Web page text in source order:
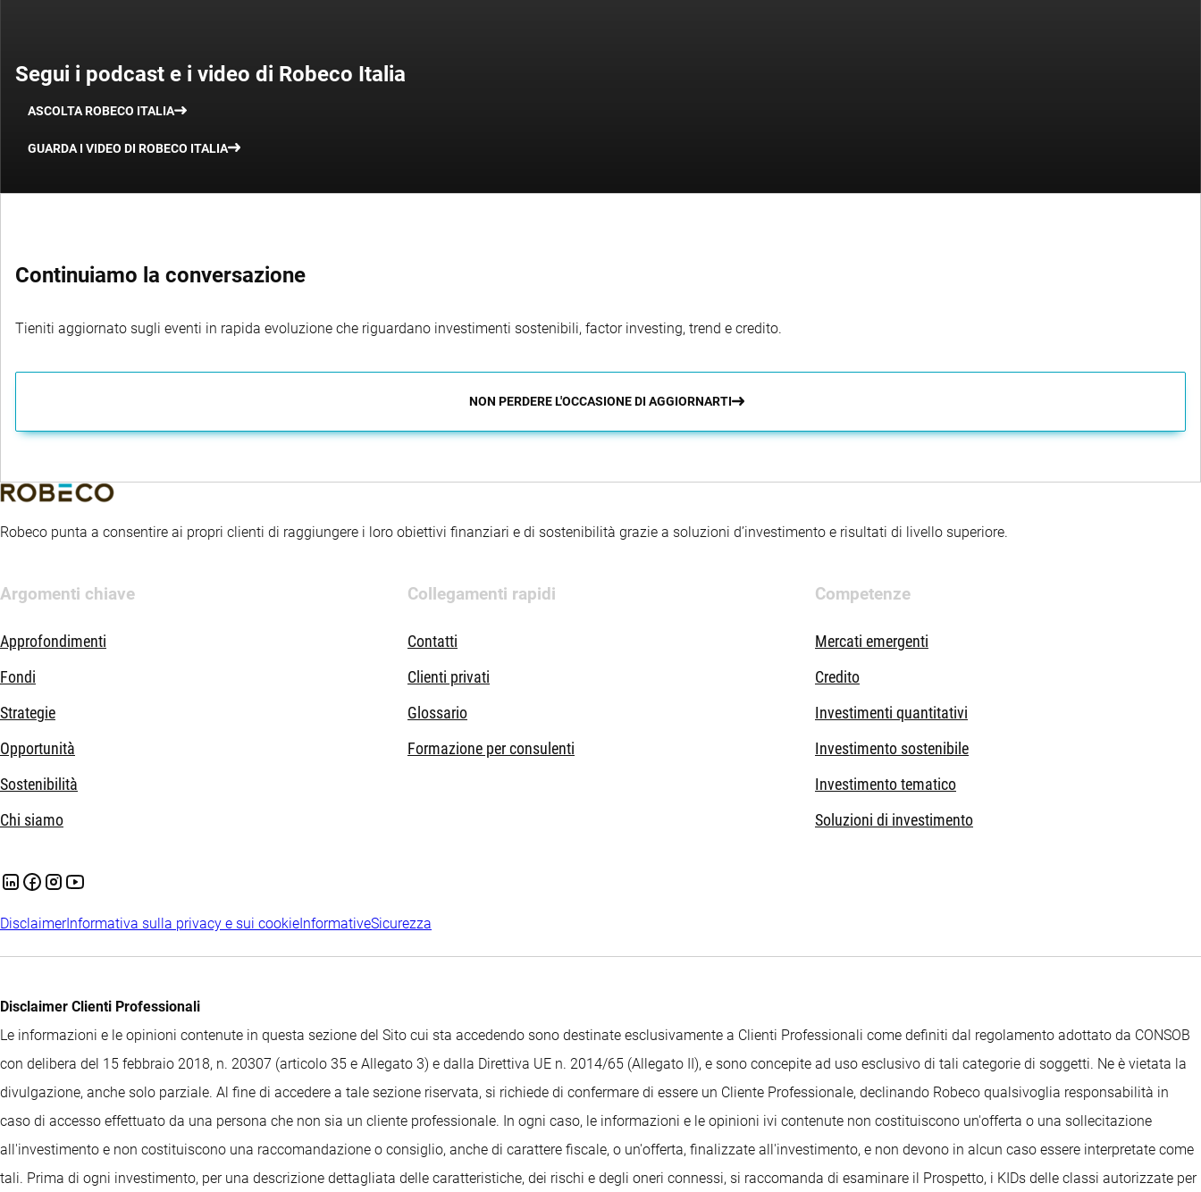
Segui i podcast e i video di Robeco Italia
ASCOLTA ROBECO ITALIA
GUARDA I VIDEO DI ROBECO ITALIA
Continuiamo la conversazione
Tieniti aggiornato sugli eventi in rapida evoluzione che riguardano investimenti sostenibili, factor investing, trend e credito.
NON PERDERE L'OCCASIONE DI AGGIORNARTI
Robeco punta a consentire ai propri clienti di raggiungere i loro obiettivi finanziari e di sostenibilità grazie a soluzioni d’investimento e risultati di livello superiore.
Argomenti chiave
Approfondimenti
Fondi
Strategie
Opportunità
Sostenibilità
Chi siamo
Collegamenti rapidi
Contatti
Clienti privati
Glossario
Formazione per consulenti
Competenze
Mercati emergenti
Credito
Investimenti quantitativi
Investimento sostenibile
Investimento tematico
Soluzioni di investimento
DisclaimerInformativa sulla privacy e sui cookieInformativeSicurezza
Disclaimer Clienti Professionali
Le informazioni e le opinioni contenute in questa sezione del Sito cui sta accedendo sono destinate esclusivamente a Clienti Professionali come definiti dal regolamento adottato da CONSOB
con delibera del 15 febbraio 2018, n. 20307 (articolo 35 e Allegato 3) e dalla Direttiva UE n. 2014/65 (Allegato II), e sono concepite ad uso esclusivo di tali categorie di soggetti. Ne è vietata la
divulgazione, anche solo parziale. Al fine di accedere a tale sezione riservata, si richiede di confermare di essere un Cliente Professionale, declinando Robeco qualsivoglia responsabilità in
caso di accesso effettuato da una persona che non sia un cliente professionale. In ogni caso, le informazioni e le opinioni ivi contenute non costituiscono un'offerta o una sollecitazione
all'investimento e non costituiscono una raccomandazione o consiglio, anche di carattere fiscale, o un'offerta, finalizzate all'investimento, e non devono in alcun caso essere interpretate come
tali. Prima di ogni investimento, per una descrizione dettagliata delle caratteristiche, dei rischi e degli oneri connessi, si raccomanda di esaminare il Prospetto, i KIDs delle classi autorizzate per